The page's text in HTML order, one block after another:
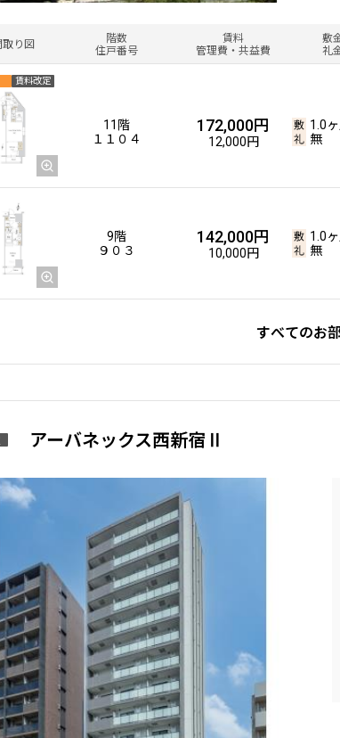
取り図
階数
住戸番号
賃料
管理費・共益費
敷
礼
賃料改定
11階
１１０４
172,000円
12,000円
1.0ヶ
無
9階
９０３
142,000円
10,000円
1.0ヶ
無
すべてのお
アーバネックス西新宿Ⅱ